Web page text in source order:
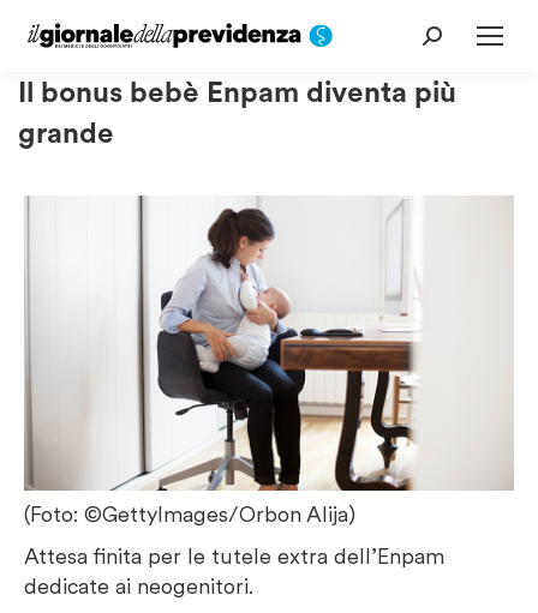
Cerca:
Il bonus bebè Enpam diventa più
grande
(Foto: ©GettyImages/Orbon Alija)
Attesa finita per le tutele extra dell’Enpam
dedicate ai neogenitori.